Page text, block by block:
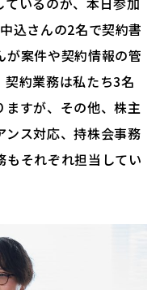
込さんの2名で契約書
が案件や契約情報の管
約業務は私たち3名
ますが、その他、株主
ンス対応、持株会事務
もそれぞれ担当してい